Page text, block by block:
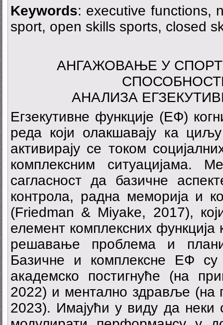
Keywords: executive functions,
sport, open skills sports, closed
АНГАЖОВАЊЕ У
АНАЛИЗА
Егзекутивне функције (ЕФ)
реда који олакшавају ка
активирају се током
комплексним ситуацијама.
сагласност да базичне
контрола, радна меморија и
(Friedman & Miyake, 2017),
елемент комплексних
решавање проблема и
Базичне и комплексне ЕФ
академско постигнуће (на
2022) и ментално здравље (на
2023). Имајући у виду да